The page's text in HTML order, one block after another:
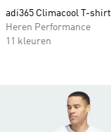
adi365 Climacool T-shirt
Heren Performance
11 kleuren